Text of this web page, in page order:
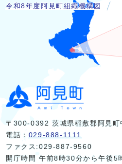
令和8年度阿見町組織機構図
〒300-0392 茨城県稲敷郡阿見町
電話： 029-888-1111
ファクス:029-887-9560
開庁時間 午前8時30分から午後5